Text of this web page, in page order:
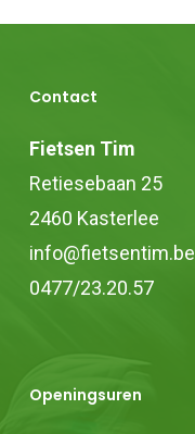
Contact
Fietsen Tim
Retiesebaan 25
2460 Kasterlee
info@fietsentim.be
0477/23.20.57
Openingsuren